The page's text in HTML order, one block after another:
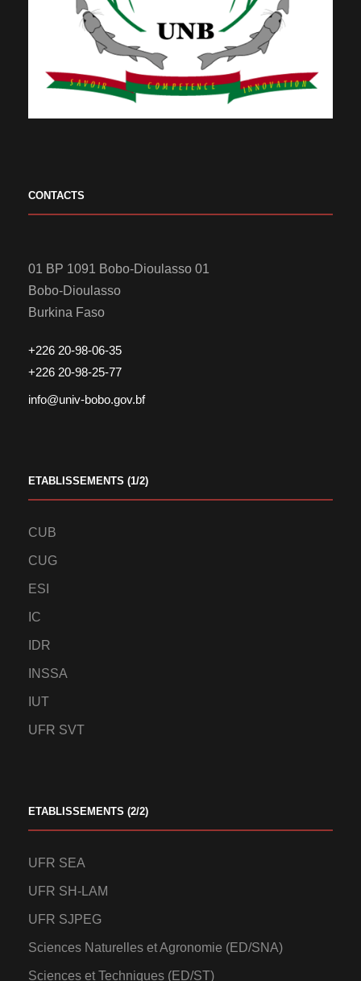
CONTACTS
01 BP 1091 Bobo-Dioulasso 01
Bobo-Dioulasso
Burkina Faso
+226 20-98-06-35
+226 20-98-25-77
info@univ-bobo.gov.bf
ETABLISSEMENTS (1/2)
CUB
CUG
ESI
IC
IDR
INSSA
IUT
UFR SVT
ETABLISSEMENTS (2/2)
UFR SEA
UFR SH-LAM
UFR SJPEG
Sciences Naturelles et Agronomie (ED/SNA)
Sciences et Techniques (ED/ST)